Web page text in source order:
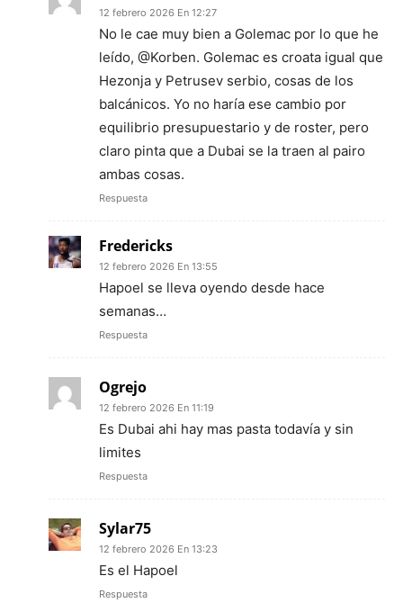
12 febrero 2026 En 12:27
No le cae muy bien a Golemac por lo que he
leído, @Korben. Golemac es croata igual que
Hezonja y Petrusev serbio, cosas de los
balcánicos. Yo no haría ese cambio por
equilibrio presupuestario y de roster, pero
claro pinta que a Dubai se la traen al pairo
ambas cosas.
Respuesta
Fredericks
12 febrero 2026 En 13:55
Hapoel se lleva oyendo desde hace
semanas…
Respuesta
Ogrejo
12 febrero 2026 En 11:19
Es Dubai ahi hay mas pasta todavía y sin
limites
Respuesta
Sylar75
12 febrero 2026 En 13:23
Es el Hapoel
Respuesta